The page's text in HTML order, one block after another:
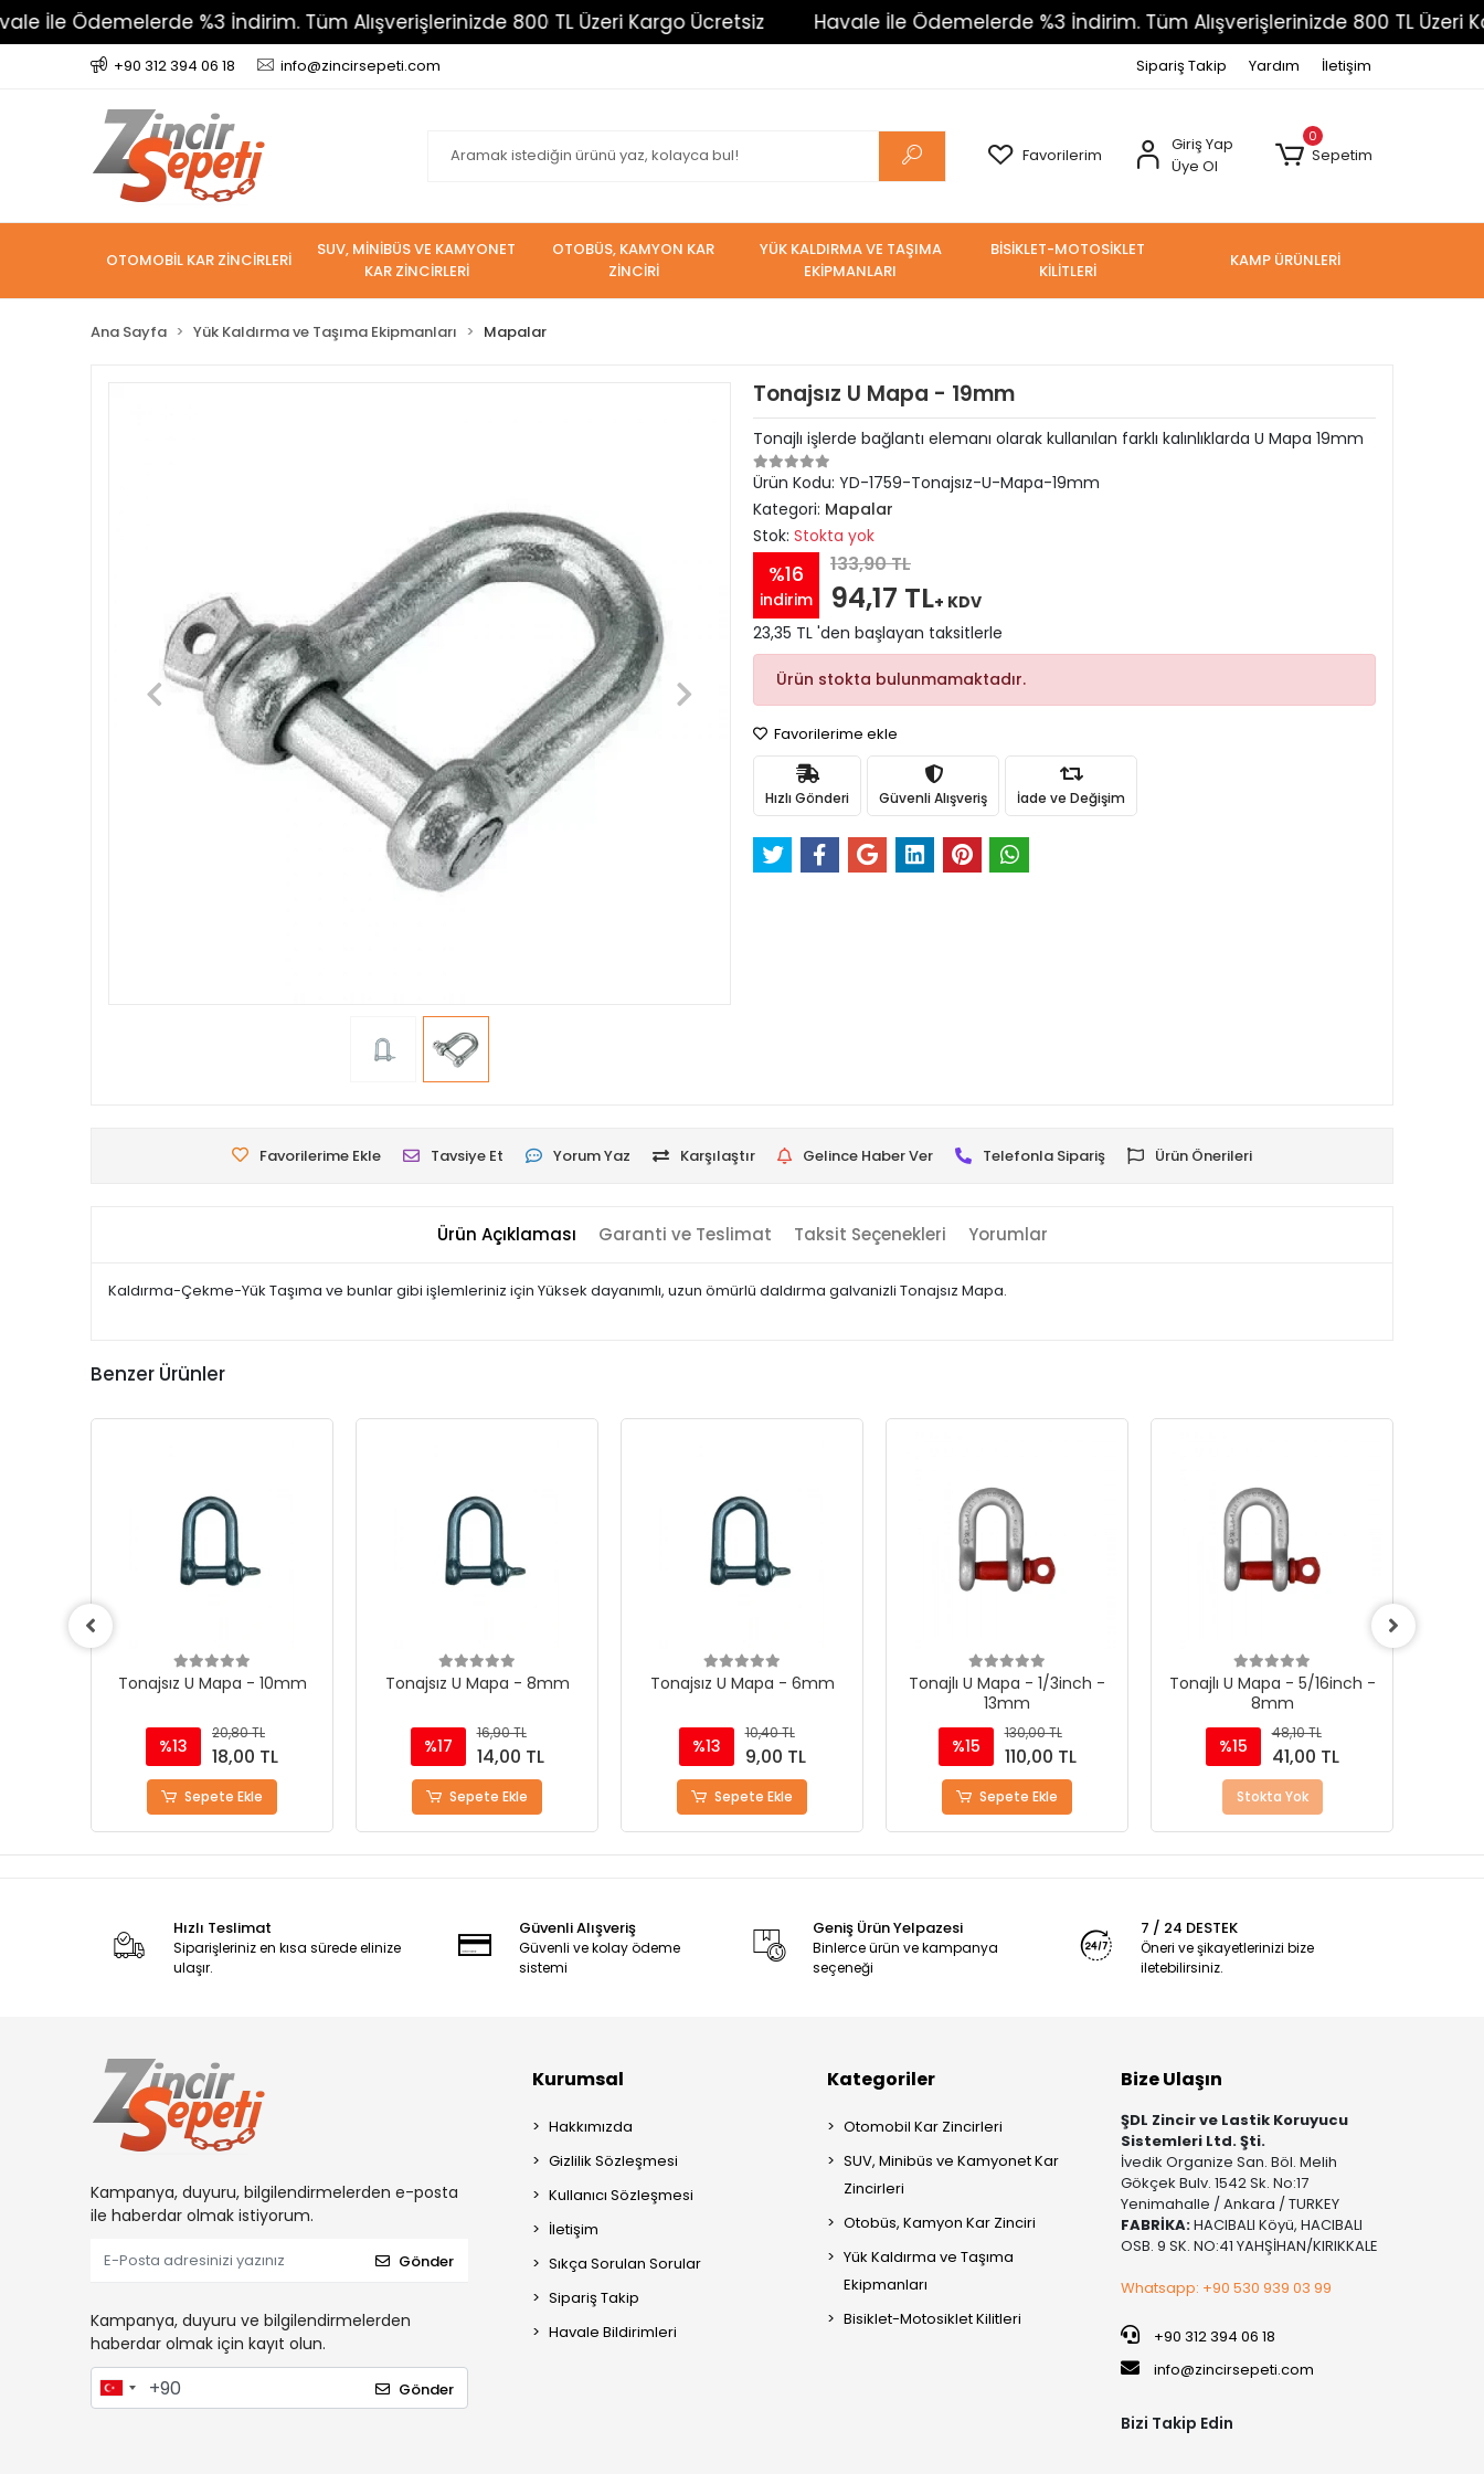
Ödemelerde %3 İndirim. Tüm Alışverişlerinizde 800 TL Üzeri Kargo Ücretsiz Havale İle Ödemelerde %3 İndirim. Tüm Alışverişlerinizde 800 TL Üzeri
+90 312 394 06 18 info@zincirsepeti.com Sipariş Takip Yardım İletişim
Favorilerim
Giriş Yap
Üye Ol
0
Sepetim
OTOMOBİL KAR ZİNCİRLERİ
SUV, MİNİBÜS VE KAMYONET
KAR ZİNCİRLERİ
OTOBÜS, KAMYON KAR
ZİNCİRİ
YÜK KALDIRMA VE TAŞIMA
EKİPMANLARI
BİSİKLET-MOTOSİKLET
KİLİTLERİ
KAMP ÜRÜNLERİ
Ana Sayfa Yük Kaldırma ve Taşıma Ekipmanları Mapalar
Tonajsız U Mapa - 19mm
Tonajlı işlerde bağlantı elemanı olarak kullanılan farklı kalınlıklarda U Mapa 19mm
Ürün Kodu: YD-1759-Tonajsız-U-Mapa-19mm
Kategori: Mapalar
Stok: Stokta yok
%16
indirim
133,90 TL
94,17 TL+ KDV
23,35 TL 'den başlayan taksitlerle
Ürün stokta bulunmamaktadır.
Favorilerime ekle
Hızlı Gönderi Güvenli Alışveriş İade ve Değişim
Favorilerime Ekle Tavsiye Et Yorum Yaz Karşılaştır Gelince Haber Ver Telefonla Sipariş Ürün Önerileri
Ürün Açıklaması Garanti ve Teslimat Taksit Seçenekleri Yorumlar
Kaldırma-Çekme-Yük Taşıma ve bunlar gibi işlemleriniz için Yüksek dayanımlı, uzun ömürlü daldırma galvanizli Tonajsız Mapa.
Benzer Ürünler
Tonajsız U Mapa - 8mm
%17
16,90 TL
14,00 TL
Sepete Ekle
Tonajsız U Mapa - 6mm
%13
10,40 TL
9,00 TL
Sepete Ekle
Tonajlı U Mapa - 1/3inch -
%15
130,00 TL
110,00 TL
Sepete Ekle
Tonajlı U Mapa - 5/16inch -
8mm
%15
48,10 TL
41,00 TL
Stokta Yok
Tonajlı Omega Mapa -
1/2inch - 13mm
%15
115,70 TL
98,00 TL
Sepete Ekle
Hızlı Teslimat
Siparişleriniz en kısa sürede elinize
ulaşır.
Güvenli Alışveriş
Güvenli ve kolay ödeme
sistemi
Geniş Ürün Yelpazesi
Binlerce ürün ve kampanya
seçeneği
7 / 24 DESTEK
Öneri ve şikayetlerinizi bize
iletebilirsiniz.
Kampanya, duyuru, bilgilendirmelerden e-posta
ile haberdar olmak istiyorum.
Gönder
Kampanya, duyuru ve bilgilendirmelerden
haberdar olmak için kayıt olun.
Gönder
Kurumsal
Hakkımızda
Gizlilik Sözleşmesi
Kullanıcı Sözleşmesi
İletişim
Sıkça Sorulan Sorular
Sipariş Takip
Havale Bildirimleri
Kategoriler
Otomobil Kar Zincirleri
SUV, Minibüs ve Kamyonet Kar
Zincirleri
Otobüs, Kamyon Kar Zinciri
Yük Kaldırma ve Taşıma
Ekipmanları
Bisiklet-Motosiklet Kilitleri
Bize Ulaşın
ŞDL Zincir ve Lastik Koruyucu
Sistemleri Ltd. Şti.
İvedik Organize San. Böl. Melih
Gökçek Bulv. 1542 Sk. No:17
Yenimahalle / Ankara / TURKEY
FABRİKA:HACIBALI Köyü, HACIBALI
OSB. 9 SK. NO:41 YAHŞİHAN/KIRIKKALE
Whatsapp: +90 530 939 03 99
+90 312 394 06 18
info@zincirsepeti.com
Bizi Takip Edin